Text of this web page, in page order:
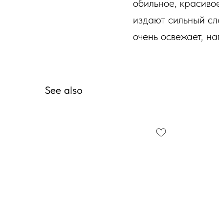
обильное,
издают сильный
очень освежает,
See also